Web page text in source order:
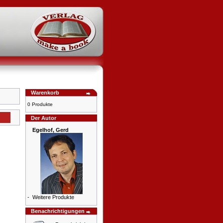
Warenkorb
0 Produkte
Der Autor
Egelhof, Gerd
- Weitere Produkte
Benachrichtigungen